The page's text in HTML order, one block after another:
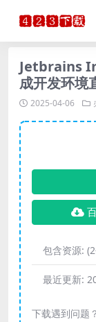
Jetbrains
成开发环境
2025-04-06
包含资源:
最近更新:
下载遇到问题